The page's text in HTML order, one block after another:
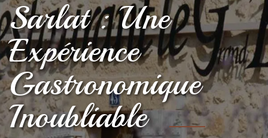
Sarlat : Une
Expérience
Gastronomique
Inoubliable